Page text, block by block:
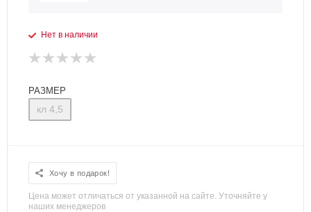
Нет в наличии
РАЗМЕР
кл 4,5
Хочу в подарок!
Цена может отличаться от указанной на сайте. Уточняйте у
наших менеджеров